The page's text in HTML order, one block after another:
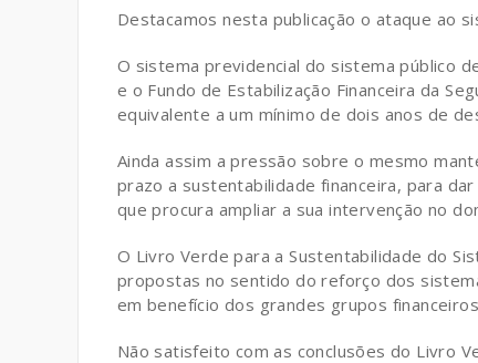
Destacamos nesta publicação o ataque ao
O sistema previdencial do sistema público
e o Fundo de Estabilização Financeira da
equivalente a um mínimo de dois anos de
Ainda assim a pressão sobre o mesmo
prazo a sustentabilidade financeira, para
que procura ampliar a sua intervenção no
O Livro Verde para a Sustentabilidade do
propostas no sentido do reforço dos
em benefício dos grandes grupos
Não satisfeito com as conclusões do Livro